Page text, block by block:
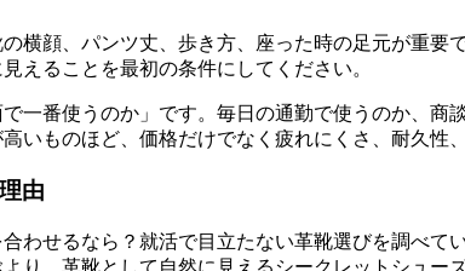
横顔、パンツ丈、歩き方、座った時の足元が重
えることを最初の条件にしてください。
一番使うのか」です。毎日の通勤で使うのか、
いものほど、価格だけでなく疲れにくさ、耐久性
由
わせるなら？就活で目立たない革靴選びを調べ
り、革靴として自然に見えるシークレットシュ